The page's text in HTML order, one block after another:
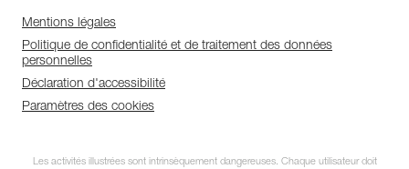
Mentions légales
Politique de confidentialité et de traitement des données
personnelles
Déclaration d'accessibilité
Paramètres des cookies
Les activités illustrées sont intrinsèquement dangereuses. Chaque utilisateur doit